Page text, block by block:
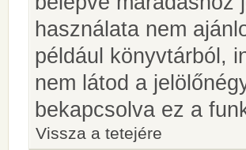
használata nem
például könyvtárból,
nem látod a
bekapcsolva ez a
Vissza a tetejére